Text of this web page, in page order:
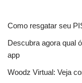
Como resgatar seu
Descubra agora qual
app
Woodz Virtual: Veja